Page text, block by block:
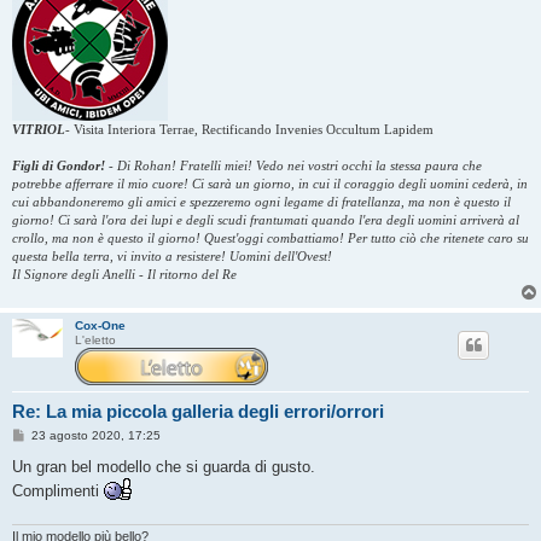
VITRIOL- Visita Interiora Terrae, Rectificando Invenies Occultum Lapidem
Figli di Gondor! - Di Rohan! Fratelli miei! Vedo nei vostri occhi la stessa paura che
potrebbe afferrare il mio cuore! Ci sarà un giorno, in cui il coraggio degli uomini cederà, in
cui abbandoneremo gli amici e spezzeremo ogni legame di fratellanza, ma non è questo il
giorno! Ci sarà l'ora dei lupi e degli scudi frantumati quando l'era degli uomini arriverà al
crollo, ma non è questo il giorno! Quest'oggi combattiamo! Per tutto ciò che ritenete caro su
questa bella terra, vi invito a resistere! Uomini dell'Ovest!
Il Signore degli Anelli - Il ritorno del Re
Cox-One
L'eletto
Re: La mia piccola galleria degli errori/orrori
M
s
a
i
23 agosto 2020, 17:25
Un gran bel modello che si guarda di gusto.
Complimenti
Il mio modello più bello?